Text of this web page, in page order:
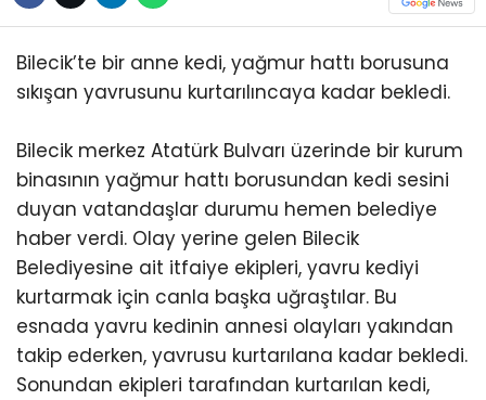
Bilecik’te bir anne kedi, yağmur hattı borusuna
sıkışan yavrusunu kurtarılıncaya kadar bekledi.
Bilecik merkez Atatürk Bulvarı üzerinde bir kurum
binasının yağmur hattı borusundan kedi sesini
duyan vatandaşlar durumu hemen belediye
haber verdi. Olay yerine gelen Bilecik
Belediyesine ait itfaiye ekipleri, yavru kediyi
kurtarmak için canla başka uğraştılar. Bu
esnada yavru kedinin annesi olayları yakından
takip ederken, yavrusu kurtarılana kadar bekledi.
Sonundan ekipleri tarafından kurtarılan kedi,